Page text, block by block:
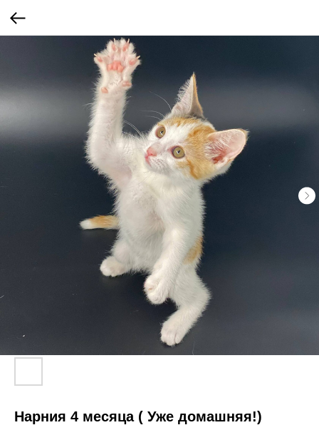
Нарния 4 месяца ( Уже домашняя!)